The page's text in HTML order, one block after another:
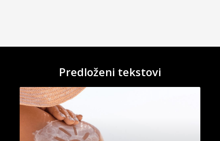
Predloženi tekstovi